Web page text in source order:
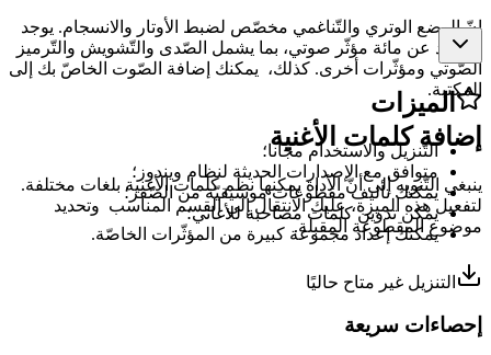
إنّ الوضع الوتري والتّناغمي مخصّص لضبط الأوتار والانسجام. يوجد
ما يزيد عن مائة مؤثّر صوتي، بما يشمل الصّدى والتّشويش والتّرميز
الصّوتي ومؤثّرات أخرى. كذلك، يمكنك إضافة الصّوت الخاصّ بك إلى
المكتبة.
إضافة كلمات الأغنية
ينبغي التّنويه إلى أنّ الأداة يمكنها نظم كلمات الأغنية بلغات مختلفة.
لتفعيل هذه الميزة، عليك الانتقال إلى القسم المناسب وتحديد
موضوع المقطوعة المقبلة.
الميزات
التّنزيل والاستخدام مجانا؛
متوافق مع الإصدارات الحديثة لنظام ويندوز؛
يمكنك تأليف مقطوعات موسيقيّة من الصّفر؛
يمكن تدوين كلمات مصاحبة للأغاني؛
يمكنك إعداد مجموعة كبيرة من المؤثّرات الخاصّة.
التنزيل غير متاح حاليًا
إحصاءات سريعة